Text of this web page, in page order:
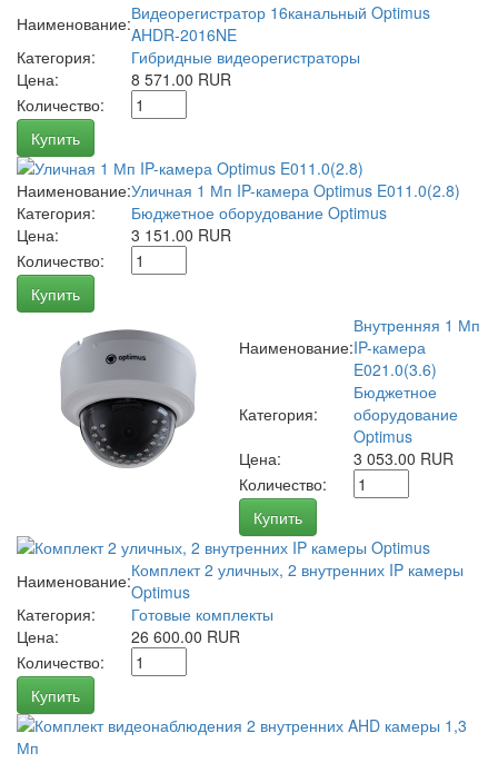
Наименование:Видеорегистратор 16канальный Optimus
AHDR-2016NE
Категория:
Гибридные видеорегистраторы
Цена:
8 571.00 RUR
Количество:
Купить
Наименование:Уличная 1 Мп IP-камера Optimus E011.0(2.8)
Категория:
Бюджетное оборудование Optimus
Цена:
3 151.00 RUR
Количество:
Купить
Наименование:
Внутренняя 1 Мп
IP-камера
E021.0(3.6)
Категория:
Бюджетное
оборудование
Optimus
Цена:
3 053.00 RUR
Количество:
Купить
Наименование:Комплект 2 уличных, 2 внутренних IP камеры
Optimus
Категория:
Готовые комплекты
Цена:
26 600.00 RUR
Количество:
Купить